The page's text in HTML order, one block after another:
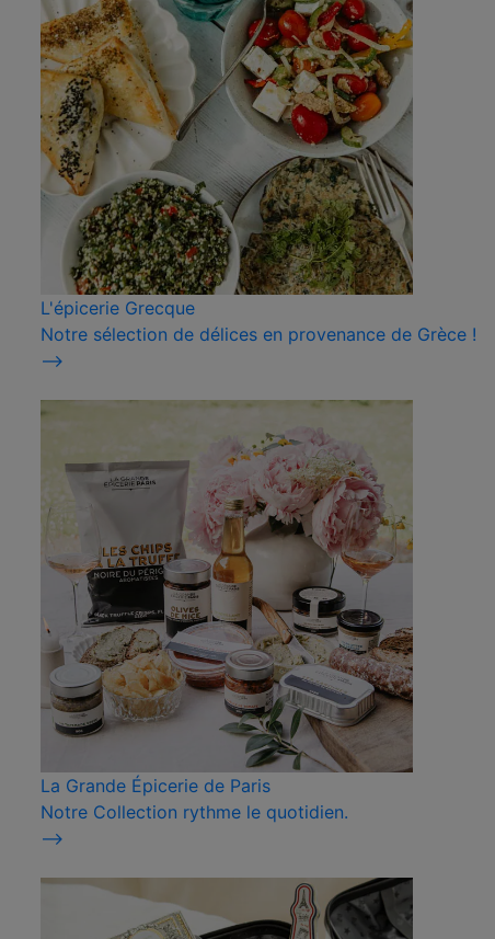
L'épicerie Grecque
Notre sélection de délices en provenance de Grèce !
⟶
La Grande Épicerie de Paris
Notre Collection rythme le quotidien.
⟶